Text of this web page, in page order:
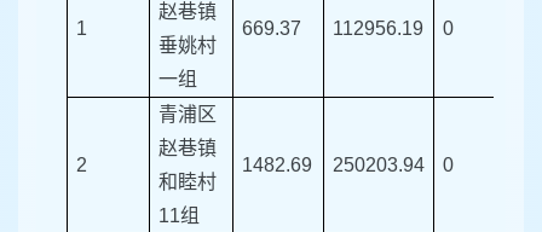
1
赵巷镇
垂姚村
一组
669.37 112956.19 0
2
青浦区
赵巷镇
和睦村
11组
1482.69 250203.94 0